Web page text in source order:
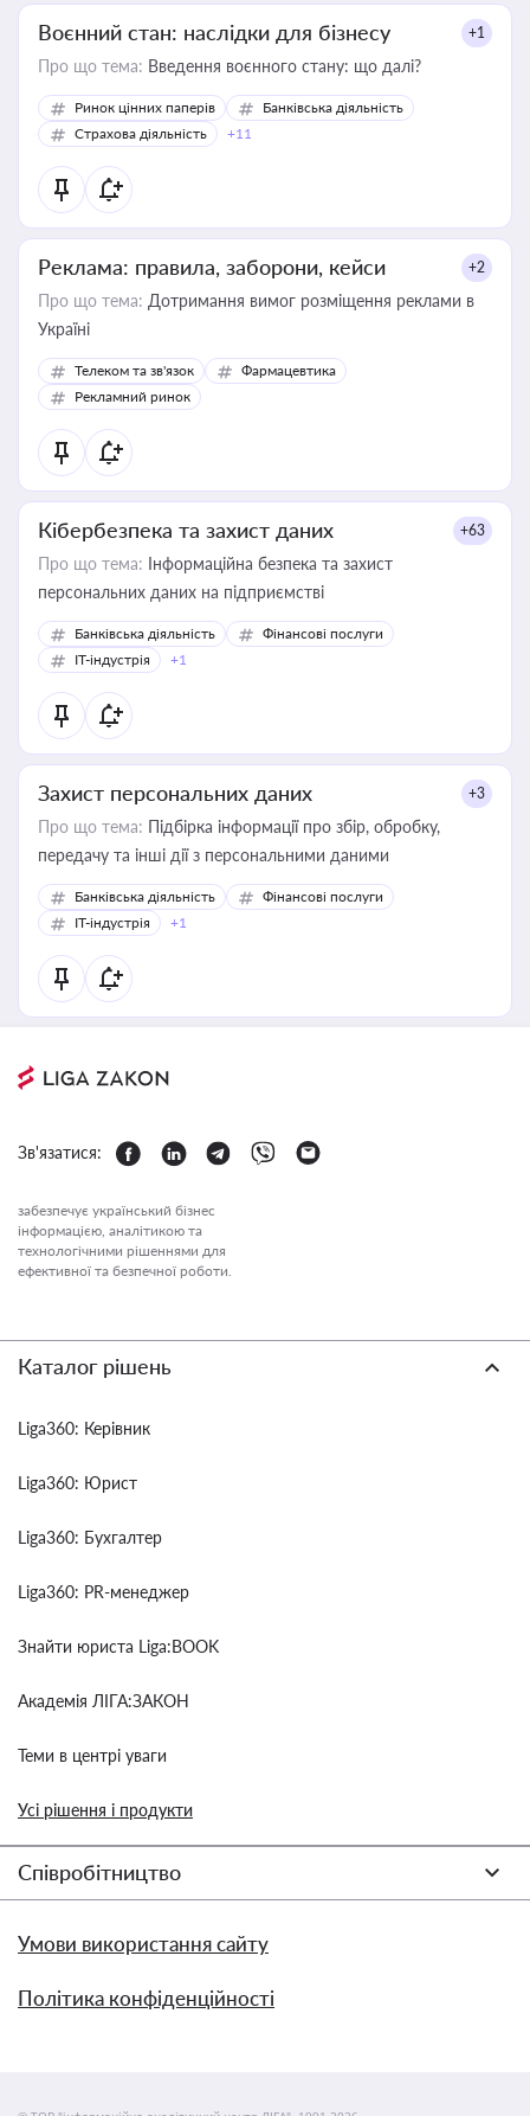
Воєнний стан: наслідки для бізнесу +1
Про що тема: Введення воєнного стану: що далі?
Ринок цінних паперів
Банківська діяльність
Страхова діяльність
+11
Реклама: правила, заборони, кейси +2
Про що тема: Дотримання вимог розміщення реклами в
Україні
Телеком та зв'язок
Фармацевтика
Рекламний ринок
Кібербезпека та захист даних +63
Про що тема: Інформаційна безпека та захист
персональних даних на підприємстві
Банківська діяльність
Фінансові послуги
IT-індустрія
+1
Захист персональних даних +3
Про що тема: Підбірка інформації про збір, обробку,
передачу та інші дії з персональними даними
Банківська діяльність
Фінансові послуги
IT-індустрія
+1
Зв'язатися:
забезпечує український бізнес
інформацією, аналітикою та
технологічними рішеннями для
ефективної та безпечної роботи.
Каталог рішень
Liga360: Керівник
Liga360: Юрист
Liga360: Бухгалтер
Liga360: PR-менеджер
Знайти юриста Liga:BOOK
Академія ЛІГА:ЗАКОН
Теми в центрі уваги
Усі рішення і продукти
Співробітництво
Умови використання сайту
Політика конфіденційності